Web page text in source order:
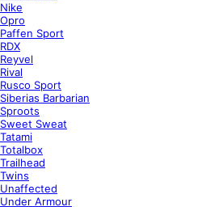
Nike
Opro
Paffen Sport
RDX
Reyvel
Rival
Rusco Sport
Siberias Barbarian
Sproots
Sweet Sweat
Tatami
Totalbox
Trailhead
Twins
Unaffected
Under Armour